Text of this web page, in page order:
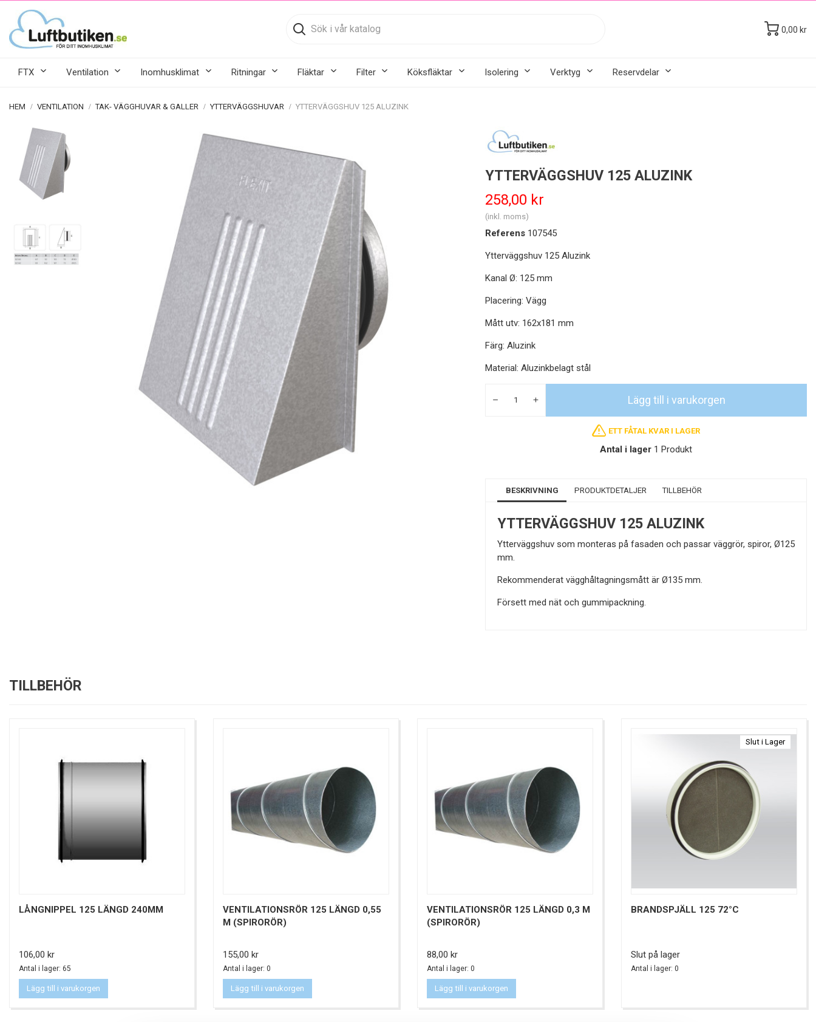
0,00 kr
FTX Ventilation Inomhusklimat Ritningar Fläktar Filter Köksfläktar Isolering Verktyg Reservdelar
HEM VENTILATION TAK- VÄGGHUVAR & GALLER YTTERVÄGGSHUVAR YTTERVÄGGSHUV 125 ALUZINK
YTTERVÄGGSHUV 125 ALUZINK
258,00 kr
(inkl. moms)
Referens 107545
Ytterväggshuv 125 Aluzink
Kanal Ø: 125 mm
Placering: Vägg
Mått utv: 162x181 mm
Färg: Aluzink
Material: Aluzinkbelagt stål
Lägg till i varukorgen
ETT FÅTAL KVAR I LAGER
Antal i lager 1 Produkt
BESKRIVNING PRODUKTDETALJER TILLBEHÖR
YTTERVÄGGSHUV 125 ALUZINK
Ytterväggshuv som monteras på fasaden och passar väggrör, spiror, Ø125
mm.
Rekommenderat vägghåltagningsmått är Ø135 mm.
Försett med nät och gummipackning.
TILLBEHÖR
LÅNGNIPPEL 125 LÄNGD 240MM
Pris
106,00 kr
Antal i lager: 65
Lägg till i varukorgen
VENTILATIONSRÖR 125 LÄNGD 0,55
M (SPIRORÖR)
Pris
155,00 kr
Antal i lager: 0
Lägg till i varukorgen
VENTILATIONSRÖR 125 LÄNGD 0,3 M
(SPIRORÖR)
Pris
88,00 kr
Antal i lager: 0
Lägg till i varukorgen
Slut i Lager
BRANDSPJÄLL 125 72°C
Slut på lager
Antal i lager: 0